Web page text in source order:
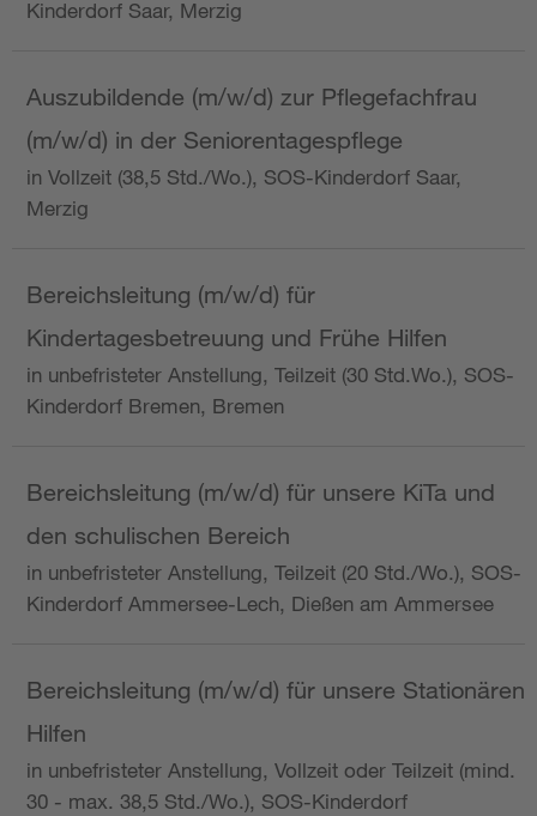
Kinderdorf Saar, Merzig
Auszubildende (m/w/d) zur Pflegefachfrau
(m/w/d) in der Seniorentagespflege
in Vollzeit (38,5 Std./Wo.), SOS-Kinderdorf Saar,
Merzig
Bereichsleitung (m/w/d) für
Kindertagesbetreuung und Frühe Hilfen
in unbefristeter Anstellung, Teilzeit (30 Std.Wo.), SOS-
Kinderdorf Bremen, Bremen
Bereichsleitung (m/w/d) für unsere KiTa und
den schulischen Bereich
in unbefristeter Anstellung, Teilzeit (20 Std./Wo.), SOS-
Kinderdorf Ammersee-Lech, Dießen am Ammersee
Bereichsleitung (m/w/d) für unsere Stationären
Hilfen
in unbefristeter Anstellung, Vollzeit oder Teilzeit (mind.
30 - max. 38,5 Std./Wo.), SOS-Kinderdorf